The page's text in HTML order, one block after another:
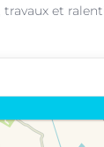
et